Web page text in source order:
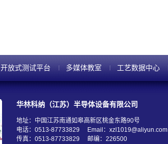
开放式测试平台 多媒体教室 工艺数据中心
华林科纳（江苏）半导体设备有限公司
地址：中国江苏南通如皋高新区桃金东路90号
电话：0513-87733829
Email：xzl1019@aliyun.com
传真：0513-87733829
邮编：226500